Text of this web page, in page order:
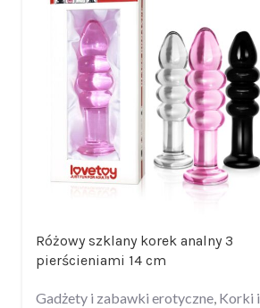
Różowy szklany korek analny 3
pierścieniami 14 cm
Gadżety i zabawki erotyczne, Korki i